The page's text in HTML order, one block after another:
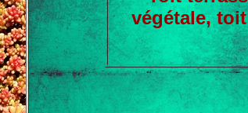
végétale,